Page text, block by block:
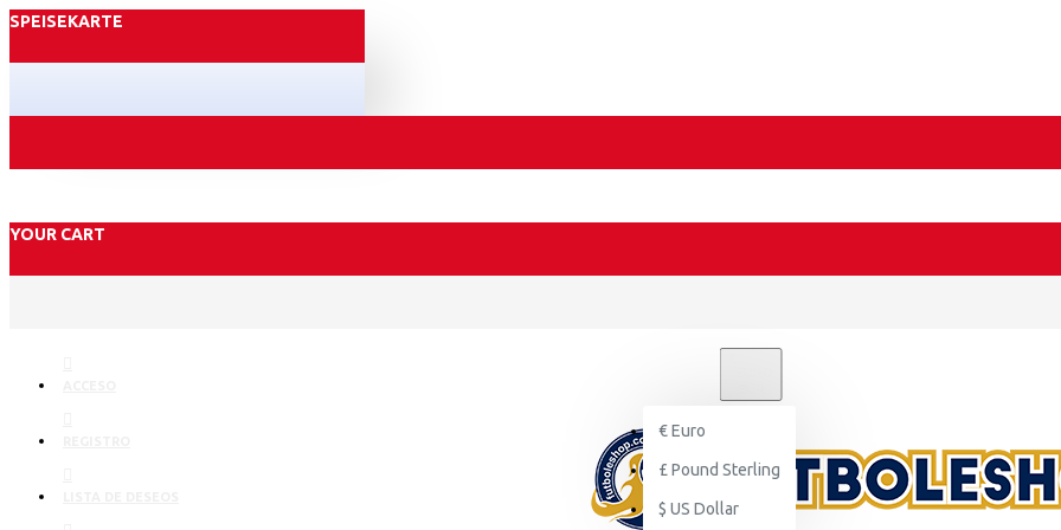
SPEISEKARTE
YOUR CART
€Euro
£ Pound Sterling
$ US Dollar